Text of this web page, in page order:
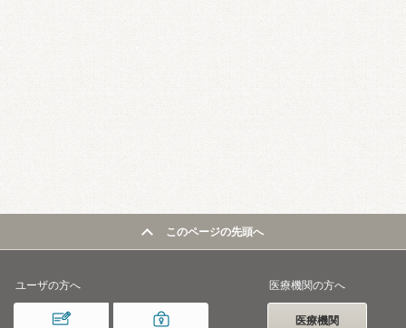
このページの先頭へ
ユーザの方へ 医療機関の方へ
医療機関